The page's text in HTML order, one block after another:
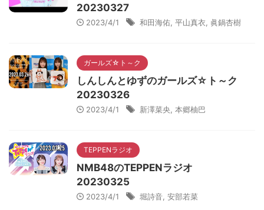
20230327
2023/4/1 和田海佑 平山真衣 眞鍋杏樹
ガールズ☆ト～ク
しんしんとゆずのガールズ☆ト～ク
20230326
2023/4/1 新澤菜央 本郷柚巴
TEPPENラジオ
NMB48のTEPPENラジオ
20230325
2023/4/1 堀詩音 安部若菜